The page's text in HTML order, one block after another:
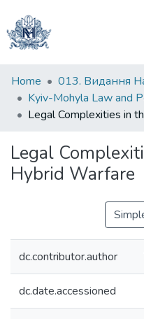
Communities
&
Collections
Statistics
Home
013. Видання
Legal
Hybrid Warfare
dc.contributor.author
dc.date.accessioned